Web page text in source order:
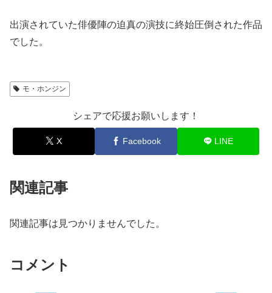
出演されていた俳優陣の迫真の演技に終始圧倒された作品
でした。
モ・ホンジン
シェアで応援お願いします！
X Facebook LINE
関連記事
関連記事は見つかりませんでした。
コメント